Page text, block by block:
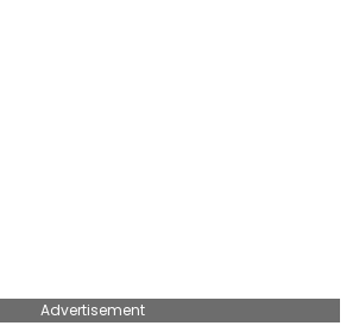
Advertisement